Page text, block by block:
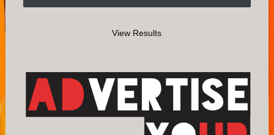
View Results